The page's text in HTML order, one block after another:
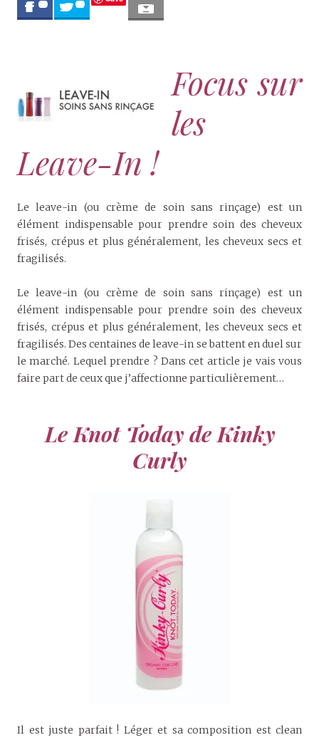
0 0
Focus sur
les
Leave-In !
Le leave-in (ou crème de soin sans rinçage) est un
élément indispensable pour prendre soin des cheveux
frisés, crépus et plus généralement, les cheveux secs et
fragilisés.
Le leave-in (ou crème de soin sans rinçage) est un
élément indispensable pour prendre soin des cheveux
frisés, crépus et plus généralement, les cheveux secs et
fragilisés. Des centaines de leave-in se battent en duel sur
le marché. Lequel prendre ? Dans cet article je vais vous
faire part de ceux que j’affectionne particulièrement…
Le Knot Today de Kinky
Curly
Il est juste parfait ! Léger et sa composition est clean